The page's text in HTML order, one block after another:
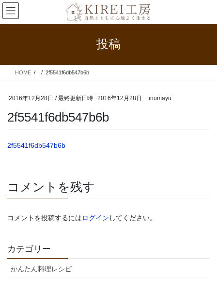
コ
ン
テ
ス
ナ
ビ
ゲ
ン
投稿
HOME 2f5541f6db547b6b
2016年12月28日 / 最終更新日時 : 2016年12月28日 inumayu
2f5541f6db547b6b
2f5541f6db547b6b
コメントを残す
コメントを投稿するにはログイン してください。
カテゴリー
かんたん料理レシピ